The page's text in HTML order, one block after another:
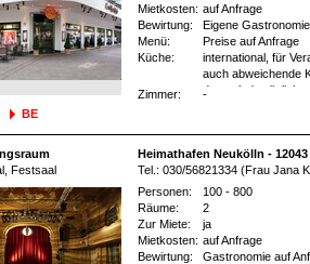
BE
Mietkosten: auf Anfrage
Bewirtung:
Eigene Gastronomie
Menü:
Preise auf Anfrage
Küche:
international, für
auch abweichende
deutsche) möglich.
Zimmer: -
Festsaal
Heimathafen Neukölln -
Tel.: 030/56821334 (Frau Jana
Personen:
100 - 800
Räume:
2
Zur Miete:
ja
Mietkosten: auf Anfrage
Bewirtung:
Gastronomie auf